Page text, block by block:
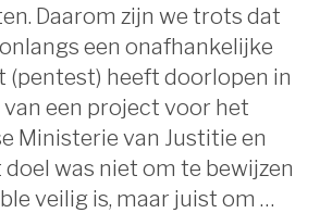
Daarom zijn we trots dat
een onafhankelijke
heeft doorlopen in
een project voor het
Ministerie van Justitie en
doel was niet om te bewijzen
veilig is, maar juist om …